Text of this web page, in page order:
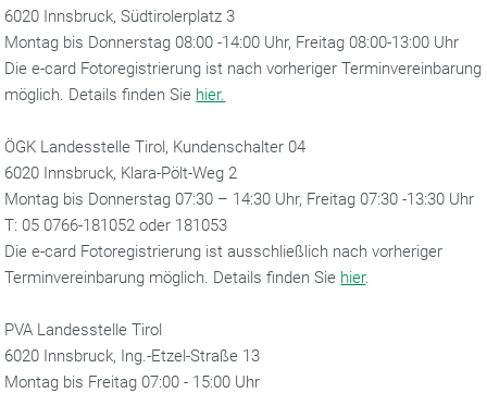
6020 Innsbruck, Südtirolerplatz 3
Montag bis Donnerstag 08:00 -14:00 Uhr, Freitag 08:00-13:00 Uhr
Die e-card Fotoregistrierung ist nach vorheriger Terminvereinbarung
möglich. Details finden Sie hier.
ÖGK Landesstelle Tirol, Kundenschalter 04
6020 Innsbruck, Klara-Pölt-Weg 2
Montag bis Donnerstag 07:30 – 14:30 Uhr, Freitag 07:30 -13:30 Uhr
T: 05 0766-181052 oder 181053
Die e-card Fotoregistrierung ist ausschließlich nach vorheriger
Terminvereinbarung möglich. Details finden Sie hier.
PVA Landesstelle Tirol
6020 Innsbruck, Ing.-Etzel-Straße 13
Montag bis Freitag 07:00 - 15:00 Uhr